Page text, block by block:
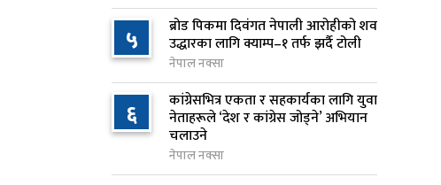
९
जन्मसिद्ध नागरिकता कडा बनाउने
ट्रम्पको नयाँ प्रयास, दुई कार्यकारी
आदेश जारी
१ दिन अघि
१०
राप्रपाको निर्णय: बागमती प्रदेश
सरकारमा सहभागी नहुने
५ ब्रोड पिकमा दिवंगत नेपाली आरोहीको शव
उद्धारका लागि क्याम्प–१ तर्फ झर्दै टोली
नेपाल नक्सा
६ कांग्रेसभित्र एकता र सहकार्यका लागि युवा
नेताहरूले ‘देश र कांग्रेस जोड्ने’ अभियान
चलाउने
नेपाल नक्सा